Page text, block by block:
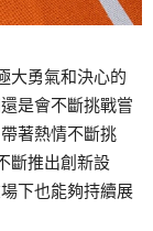
大勇氣和決心的
是會不斷挑戰嘗
著熱情不斷挑
斷推出創新設
下也能夠持續展